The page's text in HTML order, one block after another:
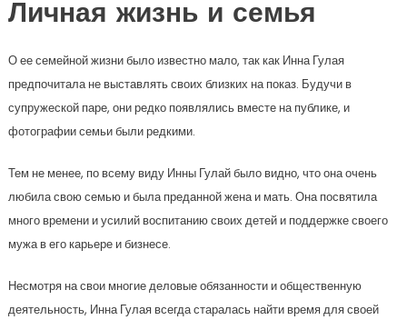
Личная жизнь и семья
О ее семейной жизни было известно мало, так как Инна Гулая
предпочитала не выставлять своих близких на показ. Будучи в
супружеской паре, они редко появлялись вместе на публике, и
фотографии семьи были редкими.
Тем не менее, по всему виду Инны Гулай было видно, что она очень
любила свою семью и была преданной жена и мать. Она посвятила
много времени и усилий воспитанию своих детей и поддержке своего
мужа в его карьере и бизнесе.
Несмотря на свои многие деловые обязанности и общественную
деятельность, Инна Гулая всегда старалась найти время для своей